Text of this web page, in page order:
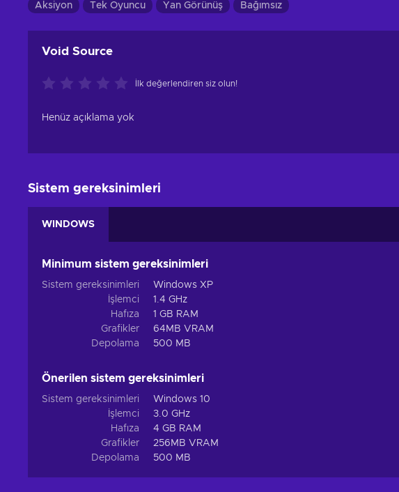
Aksiyon Tek Oyuncu Yan Görünüş Bağımsız
Void Source
İlk değerlendiren siz olun!
Henüz açıklama yok
Sistem gereksinimleri
WINDOWS
Minimum sistem gereksinimleri
Sistem gereksinimleri
Windows XP
İşlemci
1.4 GHz
Hafıza
1 GB RAM
Grafikler
64MB VRAM
Depolama
500 MB
Önerilen sistem gereksinimleri
Sistem gereksinimleri
Windows 10
İşlemci
3.0 GHz
Hafıza
4 GB RAM
Grafikler
256MB VRAM
Depolama
500 MB